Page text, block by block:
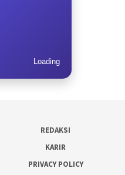
Loading
REDAKSI
KARIR
PRIVACY POLICY